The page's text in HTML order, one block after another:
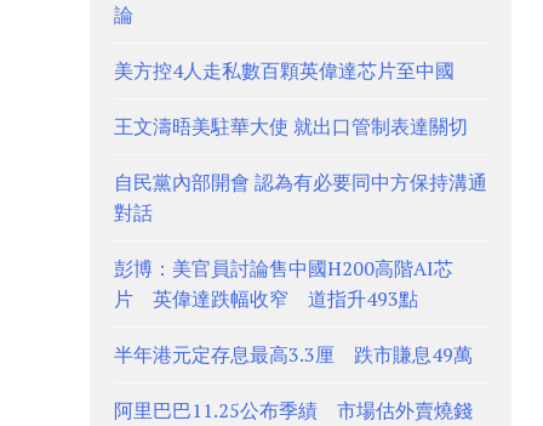
論
美方控4人走私數百顆英偉達芯片至中國
王文濤晤美駐華大使 就出口管制表達關切
自民黨內部開會 認為有必要同中方保持溝通
對話
彭博：美官員討論售中國H200高階AI芯
片 英偉達跌幅收窄 道指升493點
半年港元定存息最高3.3厘 跌市賺息49萬
阿里巴巴11.25公布季績 市場估外賣燒錢